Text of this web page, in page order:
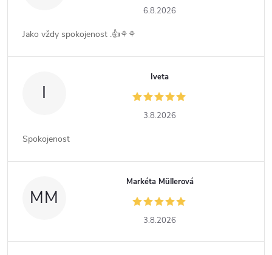
6.8.2026
Jako vždy spokojenost .👍⚘️⚘️
I
Iveta
3.8.2026
Spokojenost
MM
Markéta Müllerová
3.8.2026